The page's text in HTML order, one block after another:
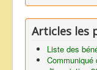
Articles les
Liste des
Communiqué